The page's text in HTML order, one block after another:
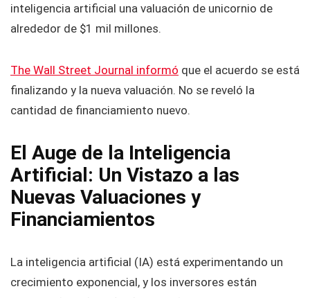
inteligencia artificial una valuación de unicornio de
alrededor de $1 mil millones.
The Wall Street Journal informó que el acuerdo se está
finalizando y la nueva valuación. No se reveló la
cantidad de financiamiento nuevo.
El Auge de la Inteligencia
Artificial: Un Vistazo a las
Nuevas Valuaciones y
Financiamientos
La inteligencia artificial (IA) está experimentando un
crecimiento exponencial, y los inversores están